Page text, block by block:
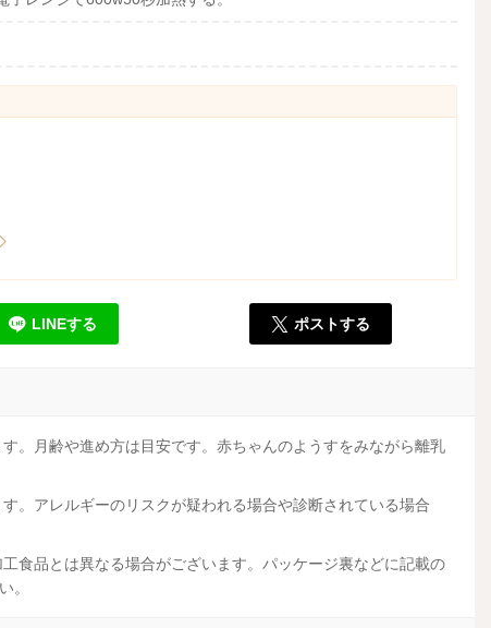
LINEする ポストする
。月齢や進め方は目安です。赤ちゃんのようすをみながら離乳
。アレルギーのリスクが疑われる場合や診断されている場合
食品とは異なる場合がございます。パッケージ裏などに記載の
。